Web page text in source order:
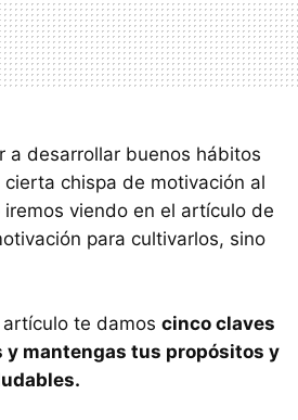
a desarrollar buenos hábitos
chispa de motivación al
viendo en el artículo de
para cultivarlos, sino
te damos cinco claves
y mantengas tus propósitos y